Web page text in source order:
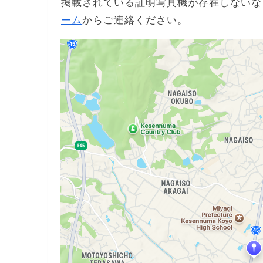
掲載されている証明写真機が存在しない
ーム からご連絡ください。